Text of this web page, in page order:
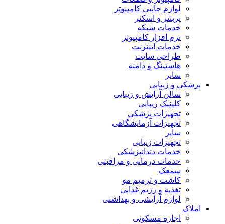
لوازم جانبی کامپیوتر
پرینتر و اسکنر
خدمات شبکه
نرم افزار کامپیوتر
خدمات اینترنت
طراحی سایت
هاستینگ و دامنه
سایر
پزشکی و زیبایی
سالن آرایش و زیبایی
کلینیک زیبایی
تجهیزات پزشکی
تجهیزات آزمایشگاهی
سایر
تجهیزات زیبایی
خدمات دندانپزشکی
خدمات درمانی و مراقبتی
سمعک
کاشت و ترمیم مو
تغذیه و رژیم غذایی
لوازم آرایشی و بهداشتی
املاک
اجاره مسکونی